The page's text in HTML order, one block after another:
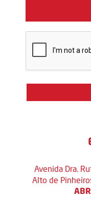
Avenida Dra.
Alto de